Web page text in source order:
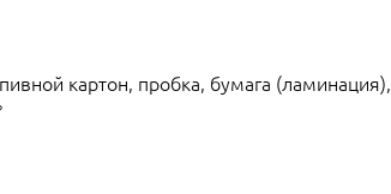
пивной картон, пробка, бумага (ламинация),